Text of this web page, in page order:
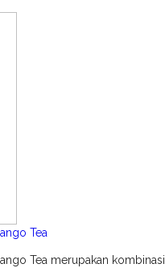
Tea
Tea merupakan kombinasi